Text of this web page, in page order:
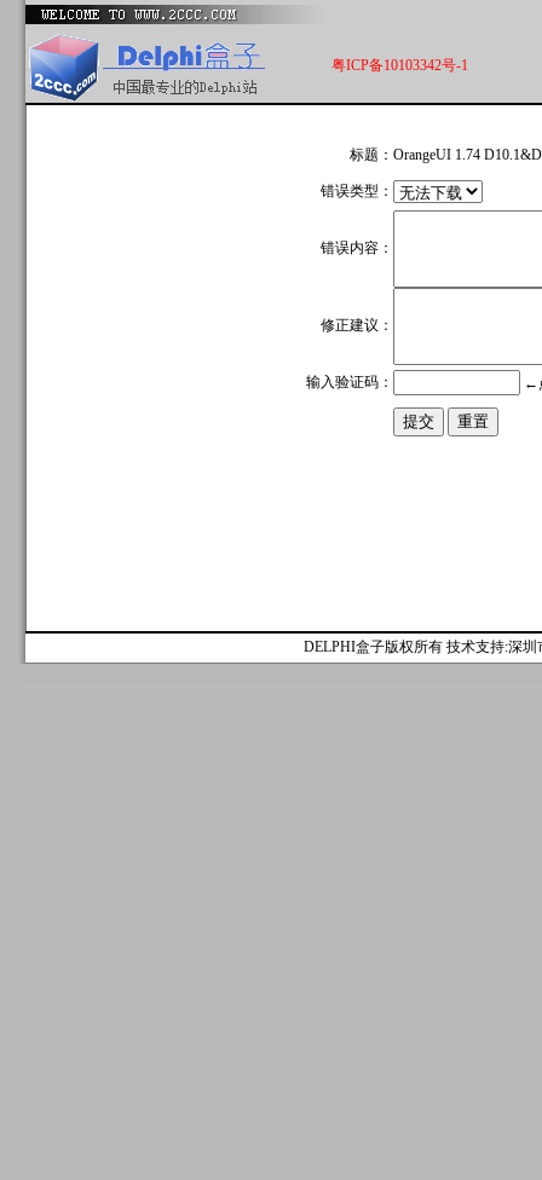
粤ICP备10103342号-1
标题： OrangeUI 1.74
错误类型：
错误内容：
修正建议：
输入验证码： ←
DELPHI盒子版权所有 技术支持:深